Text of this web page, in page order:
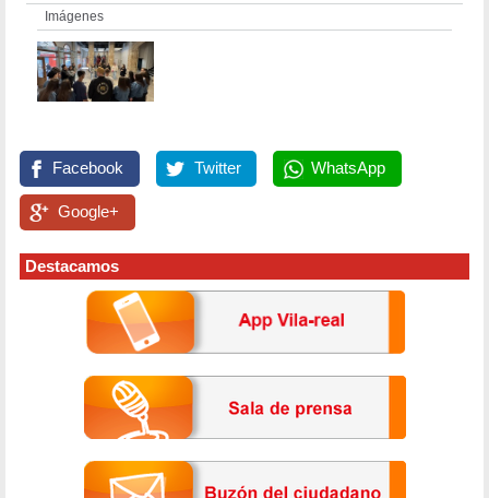
Imágenes
Facebook Twitter WhatsApp
Google+
Destacamos